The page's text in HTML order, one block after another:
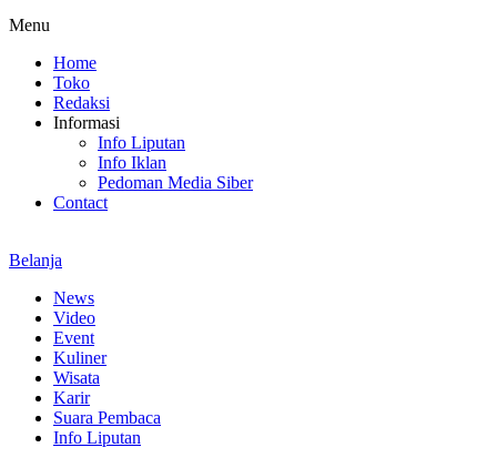
Menu
Home
Toko
Redaksi
Informasi
Info Liputan
Info Iklan
Pedoman Media Siber
Contact
Belanja
News
Video
Event
Kuliner
Wisata
Karir
Suara Pembaca
Info Liputan